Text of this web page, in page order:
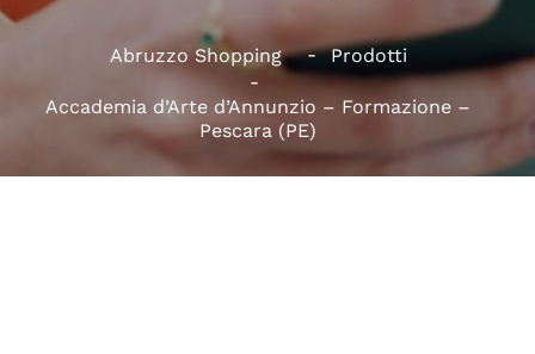
Abruzzo Shopping Prodotti
Accademia d’Arte d’Annunzio – Formazione –
Pescara (PE)